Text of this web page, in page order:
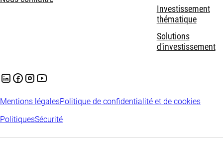
Investissement
thématique
Solutions
d'investissement
Mentions légalesPolitique de confidentialité et de cookies
PolitiquesSécurité